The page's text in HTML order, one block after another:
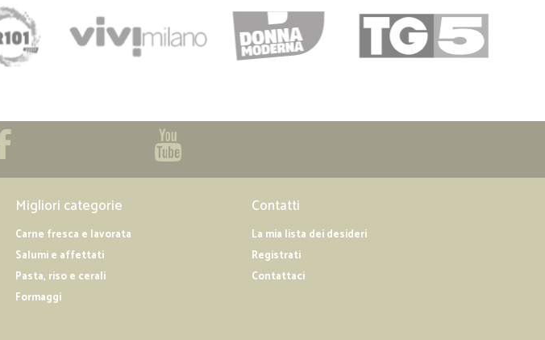
Migliori categorie
Carne fresca e lavorata
Salumi e affettati
Pasta, riso e cerali
Formaggi
Contatti
La mia lista dei desideri
Registrati
Contattaci